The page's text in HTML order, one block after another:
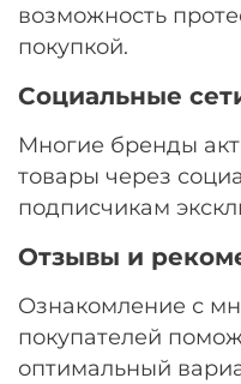
возможность
покупкой.
Социальные
Многие бренды
товары через
подписчикам
Отзывы и
Ознакомление с
покупателей
оптимальный